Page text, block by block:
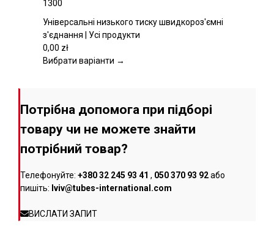
Параметри
можна
на
1300
Універсальні низького тиску швидкороз'ємні
з'єднання | Усі продукти
0,00 zł
Вибрати варіанти →
Потрібна допомога при підборі
товару чи не можете знайти
потрібний товар?
Телефонуйте: +380 32 245 93 41 , 050 370 93 92або
пишіть: lviv@tubes-international.com
ВИСЛАТИ ЗАПИТ